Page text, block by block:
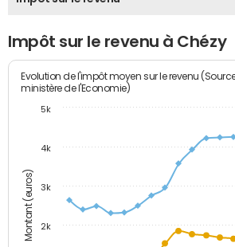
Impôt sur le revenu à Chézy
Montant (euros)
Evolution de l'impôt moyen sur le revenu
ministère de l'Economie)
2k
3k
4k
5k